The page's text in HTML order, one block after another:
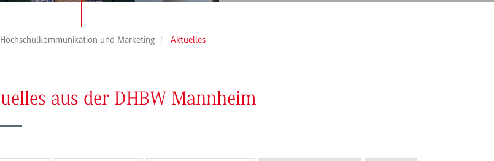
Hochschulkommunikation und Marketing Aktuelles
aus der DHBW Mannheim